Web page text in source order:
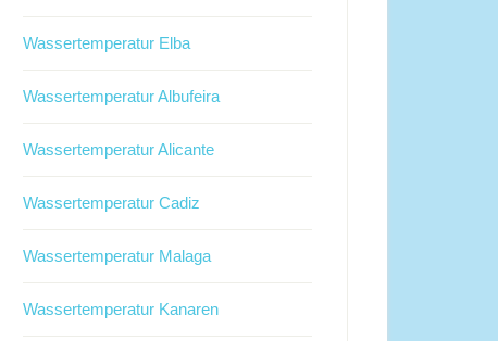
Wassertemperatur Elba
Wassertemperatur Albufeira
Wassertemperatur Alicante
Wassertemperatur Cadiz
Wassertemperatur Malaga
Wassertemperatur Kanaren